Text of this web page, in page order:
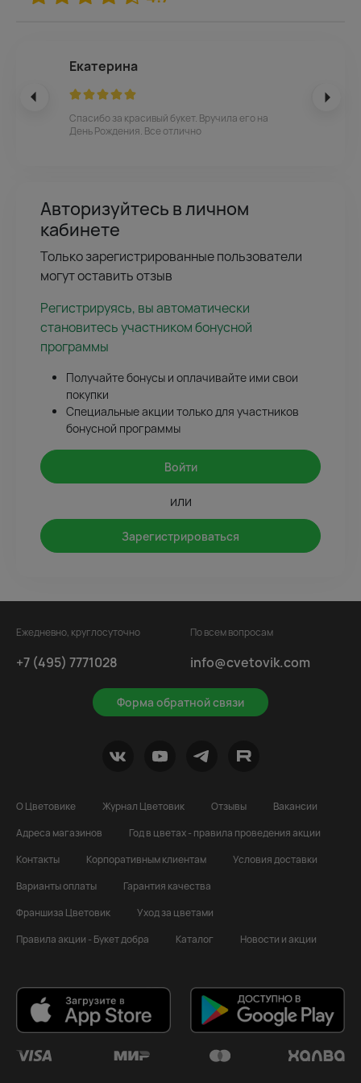
Екатерина
Спасибо за красивый букет. Вручила его на
День Рождения. Все отлично
Авторизуйтесь в личном
кабинете
Только зарегистрированные пользователи
могут оставить отзыв
Регистрируясь, вы автоматически
становитесь участником бонусной
программы
Получайте бонусы и оплачивайте ими свои
покупки
Специальные акции только для участников
бонусной программы
Войти
или
Зарегистрироваться
Ежедневно, круглосуточно
+7 (495) 7771028
Форма обратной связи
По всем вопросам
info@cvetovik.com
О Цветовике Журнал Цветовик Отзывы
Вакансии
Адреса магазинов
Год в цветах - правила проведения акции
Контакты
Корпоративным клиентам
Условия доставки
Варианты оплаты
Гарантия качества
Франшиза Цветовик
Уход за цветами
Правила акции - Букет добра
Каталог Новости и акции